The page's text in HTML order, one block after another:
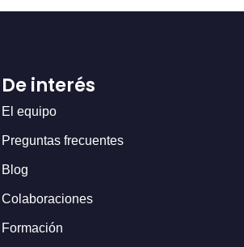
De interés
El equipo
Preguntas frecuentes
Blog
Colaboraciones
Formación